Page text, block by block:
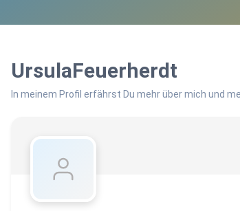
UrsulaFeuerherdt
In meinem Profil erfährst Du mehr über mich und